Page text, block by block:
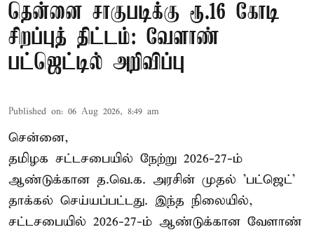
தென்னை சாகுபடிக்கு ரூ.16 கோடி
சிறப்புத் திட்டம்: வேளாண்
பட்ஜெட்டில் அறிவிப்பு
Published on: 06 Aug 2026, 8:49 am
சென்னை,
தமிழக சட்டசபையில் நேற்று 2026-27-ம்
ஆண்டுக்கான த.வெ.க. அரசின் முதல் 'பட்ஜெட்'
தாக்கல் செய்யப்பட்டது. இந்த நிலையில்,
சட்டசபையில் 2026-27-ம் ஆண்டுக்கான வேளாண்